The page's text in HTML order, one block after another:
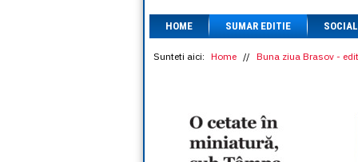
HOME SUMAR EDITIE SOCIAL
Sunteti aici: Home // Buna ziua Brasov -